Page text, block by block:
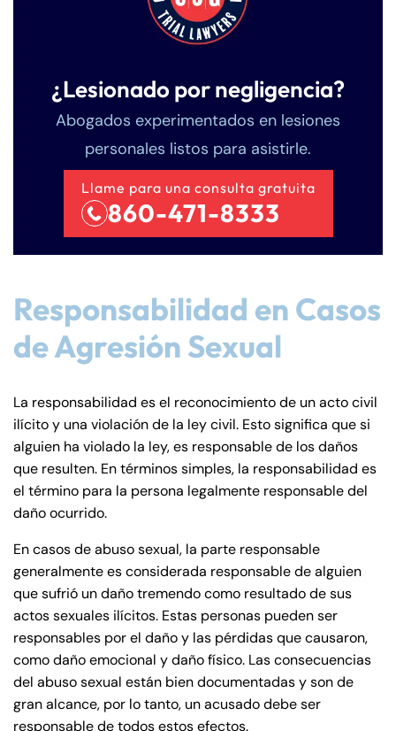
¿Lesionado por negligencia?
Abogados experimentados en lesiones
personales listos para asistirle.
Llame para una consulta gratuita
860-471-8333
Responsabilidad en Casos
de Agresión Sexual
La responsabilidad es el reconocimiento de un acto civil
ilícito y una violación de la ley civil. Esto significa que si
alguien ha violado la ley, es responsable de los daños
que resulten. En términos simples, la responsabilidad es
el término para la persona legalmente responsable del
daño ocurrido.
En casos de abuso sexual, la parte responsable
generalmente es considerada responsable de alguien
que sufrió un daño tremendo como resultado de sus
actos sexuales ilícitos. Estas personas pueden ser
responsables por el daño y las pérdidas que causaron,
como daño emocional y daño físico. Las consecuencias
del abuso sexual están bien documentadas y son de
gran alcance, por lo tanto, un acusado debe ser
responsable de todos estos efectos.